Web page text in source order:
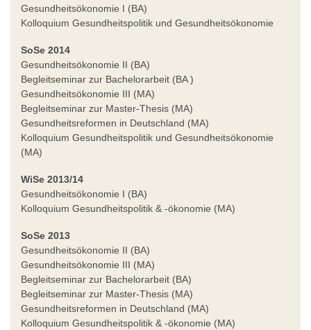
Gesundheitsökonomie I (BA)
Kolloquium Gesundheitspolitik und Gesundheitsökonomie
SoSe 2014
Gesundheitsökonomie II (BA)
Begleitseminar zur Bachelorarbeit (BA )
Gesundheitsökonomie III (MA)
Begleitseminar zur Master-Thesis (MA)
Gesundheitsreformen in Deutschland (MA)
Kolloquium Gesundheitspolitik und Gesundheitsökonomie
(MA)
WiSe 2013/14
Gesundheitsökonomie I (BA)
Kolloquium Gesundheitspolitik & -ökonomie (MA)
SoSe 2013
Gesundheitsökonomie II (BA)
Gesundheitsökonomie III (MA)
Begleitseminar zur Bachelorarbeit (BA)
Begleitseminar zur Master-Thesis (MA)
Gesundheitsreformen in Deutschland (MA)
Kolloquium Gesundheitspolitik & -ökonomie (MA)